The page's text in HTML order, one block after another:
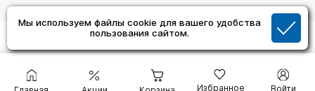
Мы используем файлы cookie для вашего удобства
пользования сайтом.
Избранное Войти